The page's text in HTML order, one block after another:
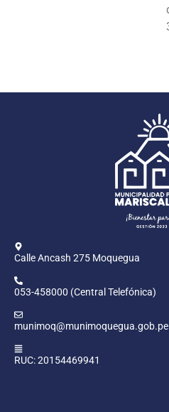
Calle Ancash 275 Moquegua
053-458000 (Central Telefónica)
munimoq@munimoquegua.gob.pe
RUC: 20154469941